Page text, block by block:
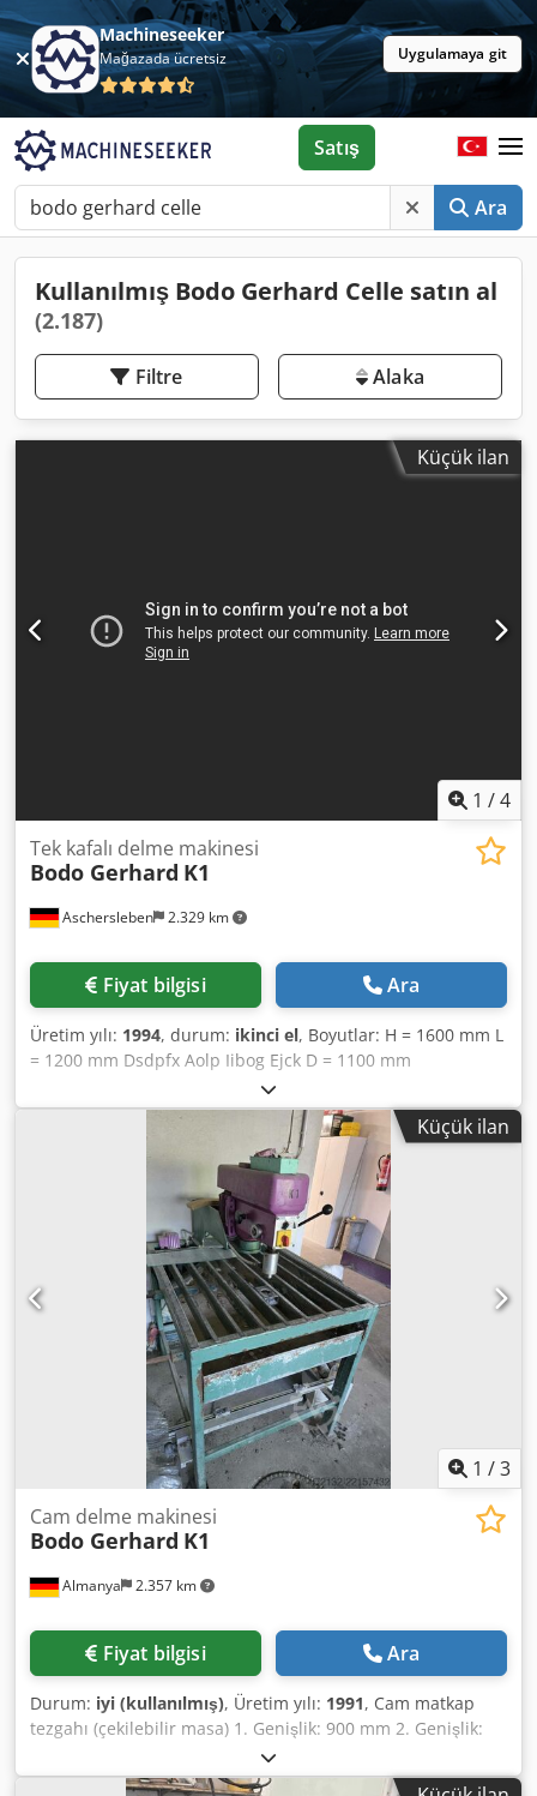
Machineseeker
Mağazada ücretsiz Uygulamaya git
Ara
Satış
Kullanılmış Bodo Gerhard Celle satın al
(2.187)
Filtre Alaka
Küçük ilan
1 /4
Aschersleben 2.329 km
Tek kafalı delme makinesi
Bodo Gerhard K1
Fiyat bilgisi Ara
Üretim yılı: 1994, durum: ikinci el, Boyutlar: H = 1600 mm L
= 1200 mm Dsdpfx Aolp Iibog Ejck D = 1100 mm
Küçük ilan
1 /3
Almanya 2.357 km
Cam delme makinesi
Bodo Gerhard K1
Fiyat bilgisi Ara
Durum: iyi (kullanılmış), Üretim yılı: 1991, Cam matkap
tezgahı (çekilebilir masa) 1. Genişlik: 900 mm 2. Genişlik:
1800 mm / kollar tamamen açıldığında Yükseklik: 1600 mm
Derinlik: 1200 mm Dsdozfhd Ejpfx Ag Esck Durum: iyi,